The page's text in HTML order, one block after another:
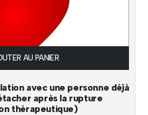
AU PANIER
avec une personne déjà
après la rupture
thérapeutique)